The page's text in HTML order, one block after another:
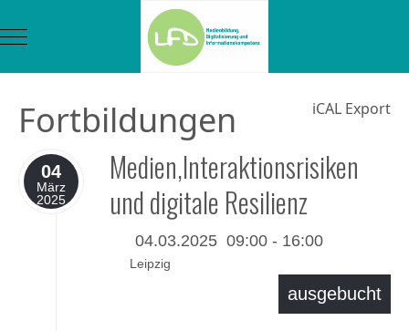
Mobile Menu Toggle
Fortbildungen iCAL Export
04
März
2025
Medien,Interaktionsrisiken
und digitale Resilienz
04.03.2025 09:00- 16:00
Leipzig
ausgebucht